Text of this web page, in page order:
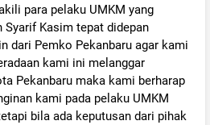
para pelaku UMKM yang
Syarif Kasim tepat didepan
dari Pemko Pekanbaru agar kami
kami ini melanggar
Pekanbaru maka kami berharap
kami pada pelaku UMKM
bila ada keputusan dari pihak